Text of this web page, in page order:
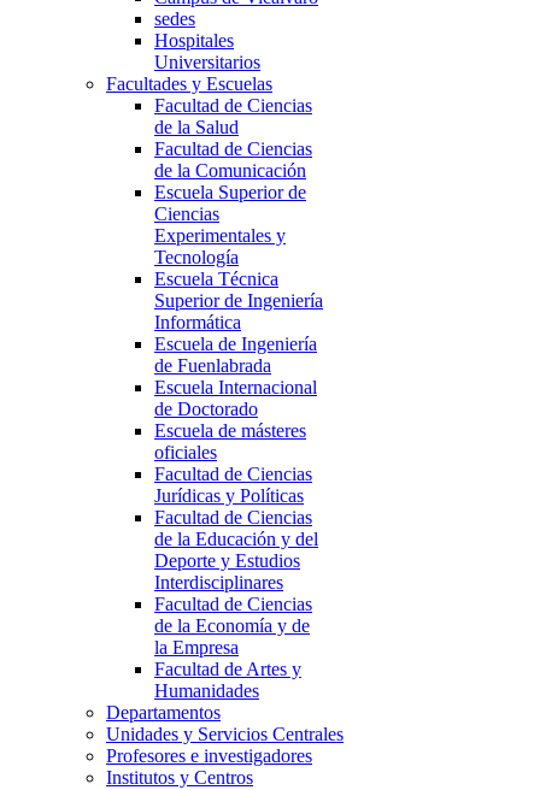
sedes
Hospitales
Universitarios
Facultades y Escuelas
Facultad de Ciencias
de la Salud
Facultad de Ciencias
de la Comunicación
Escuela Superior de
Ciencias
Experimentales y
Tecnología
Escuela Técnica
Superior de Ingeniería
Informática
Escuela de Ingeniería
de Fuenlabrada
Escuela Internacional
de Doctorado
Escuela de másteres
oficiales
Facultad de Ciencias
Jurídicas y Políticas
Facultad de Ciencias
de la Educación y del
Deporte y Estudios
Interdisciplinares
Facultad de Ciencias
de la Economía y de
la Empresa
Facultad de Artes y
Humanidades
Departamentos
Unidades y Servicios Centrales
Profesores e investigadores
Institutos y Centros